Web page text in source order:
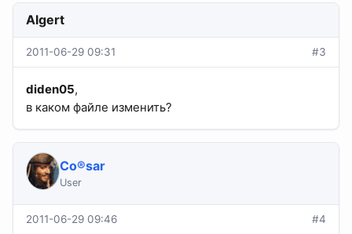
Algert
2011-06-29 09:31 #3
diden05,
в каком файле изменить?
Co®sar
User
2011-06-29 09:46 #4